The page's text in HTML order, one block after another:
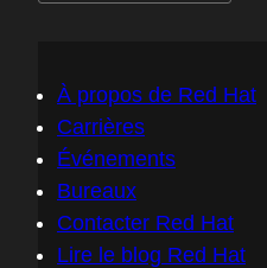
À propos de Red Hat
Carrières
Événements
Bureaux
Contacter Red Hat
Lire le blog Red Hat